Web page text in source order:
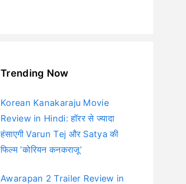
Trending Now
Korean Kanakaraju Movie
Review in Hindi: हॉरर से ज्यादा
हंसाएगी Varun Tej और Satya की
फिल्म ‘कोरियन कनकराजू’
Awarapan 2 Trailer Review in